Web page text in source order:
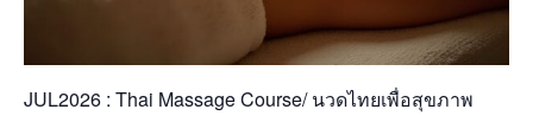
JUL2026 : Thai Massage Course/ นวดไทยเพื่อสุขภาพ